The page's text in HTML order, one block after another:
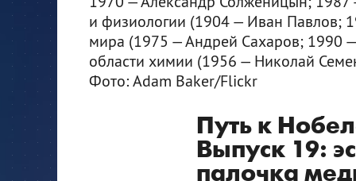
и физиологии (1904 — Иван Павлов;
мира (1975 — Андрей Сахаров; 1990
области химии (1956 — Николай
Фото: Adam Baker/Flickr
Путь к
Выпуск 19:
палочка